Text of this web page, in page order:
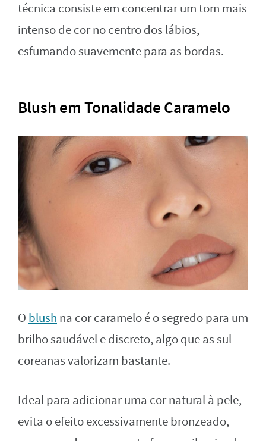
técnica consiste em concentrar um tom mais
intenso de cor no centro dos lábios,
esfumando suavemente para as bordas.
Blush em Tonalidade Caramelo
O blush na cor caramelo é o segredo para um
brilho saudável e discreto, algo que as sul-
coreanas valorizam bastante.
Ideal para adicionar uma cor natural à pele,
evita o efeito excessivamente bronzeado,